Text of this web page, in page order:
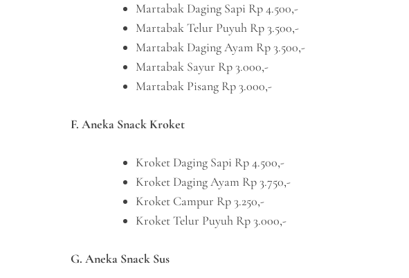
Martabak Daging Sapi Rp 4.500,-
Martabak Telur Puyuh Rp 3.500,-
Martabak Daging Ayam Rp 3.500,-
Martabak Sayur Rp 3.000,-
Martabak Pisang Rp 3.000,-
F. Aneka Snack Kroket
Kroket Daging Sapi Rp 4.500,-
Kroket Daging Ayam Rp 3.750,-
Kroket Campur Rp 3.250,-
Kroket Telur Puyuh Rp 3.000,-
G. Aneka Snack Sus